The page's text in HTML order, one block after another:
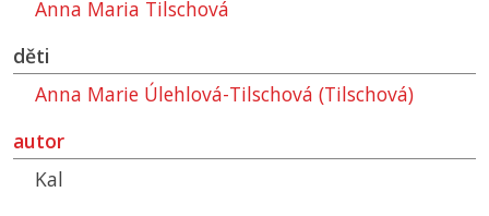
Anna Maria Tilschová
děti
Anna Marie Úlehlová-Tilschová (Tilschová)
autor
Kal